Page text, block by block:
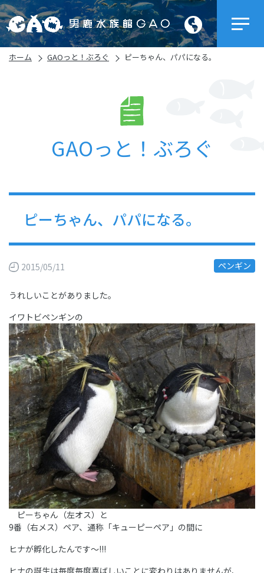
ホーム GAOっと！ぶろぐ ピーちゃん、パパになる。
GAOっと！ぶろぐ
ピーちゃん、パパになる。
2015/05/11 ペンギン
うれしいことがありました。
イワトビペンギンの
ピーちゃん（左オス）と
9番（右メス）ペア、通称「キューピーペア」の間に
ヒナが孵化したんです～!!!
ヒナの誕生は毎度毎度喜ばしいことに変わりはありませんが、